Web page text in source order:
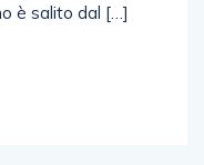
è salito dal […]